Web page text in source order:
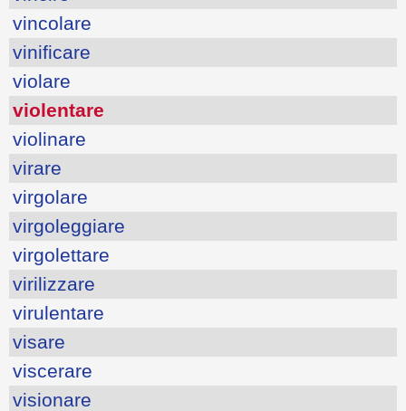
vincolare
vinificare
violare
violentare
violinare
virare
virgolare
virgoleggiare
virgolettare
virilizzare
virulentare
visare
viscerare
visionare